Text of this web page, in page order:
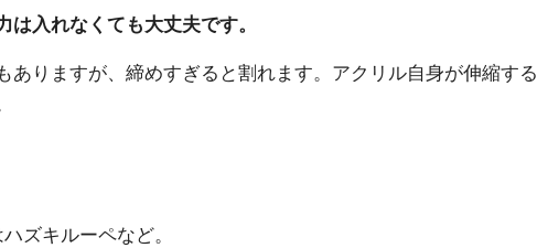
は入れなくても大丈夫です。
ありますが、締めすぎると割れます。アクリル自身が伸縮する
ズキルーペなど。